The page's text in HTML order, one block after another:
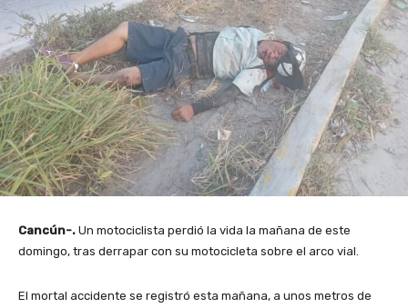
Cancún-. Un motociclista perdió la vida la mañana de este
domingo, tras derrapar con su motocicleta sobre el arco vial.
El mortal accidente se registró esta mañana, a unos metros de